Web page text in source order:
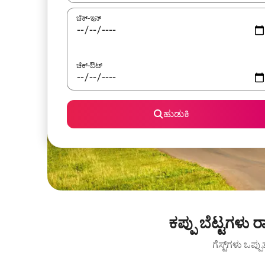
ಚೆಕ್-ಇನ್
ಚೆಕ್-ಔಟ್
ಹುಡುಕಿ
ಕಪ್ಪು
ಗೆಸ್ಟ್‌ಗಳು